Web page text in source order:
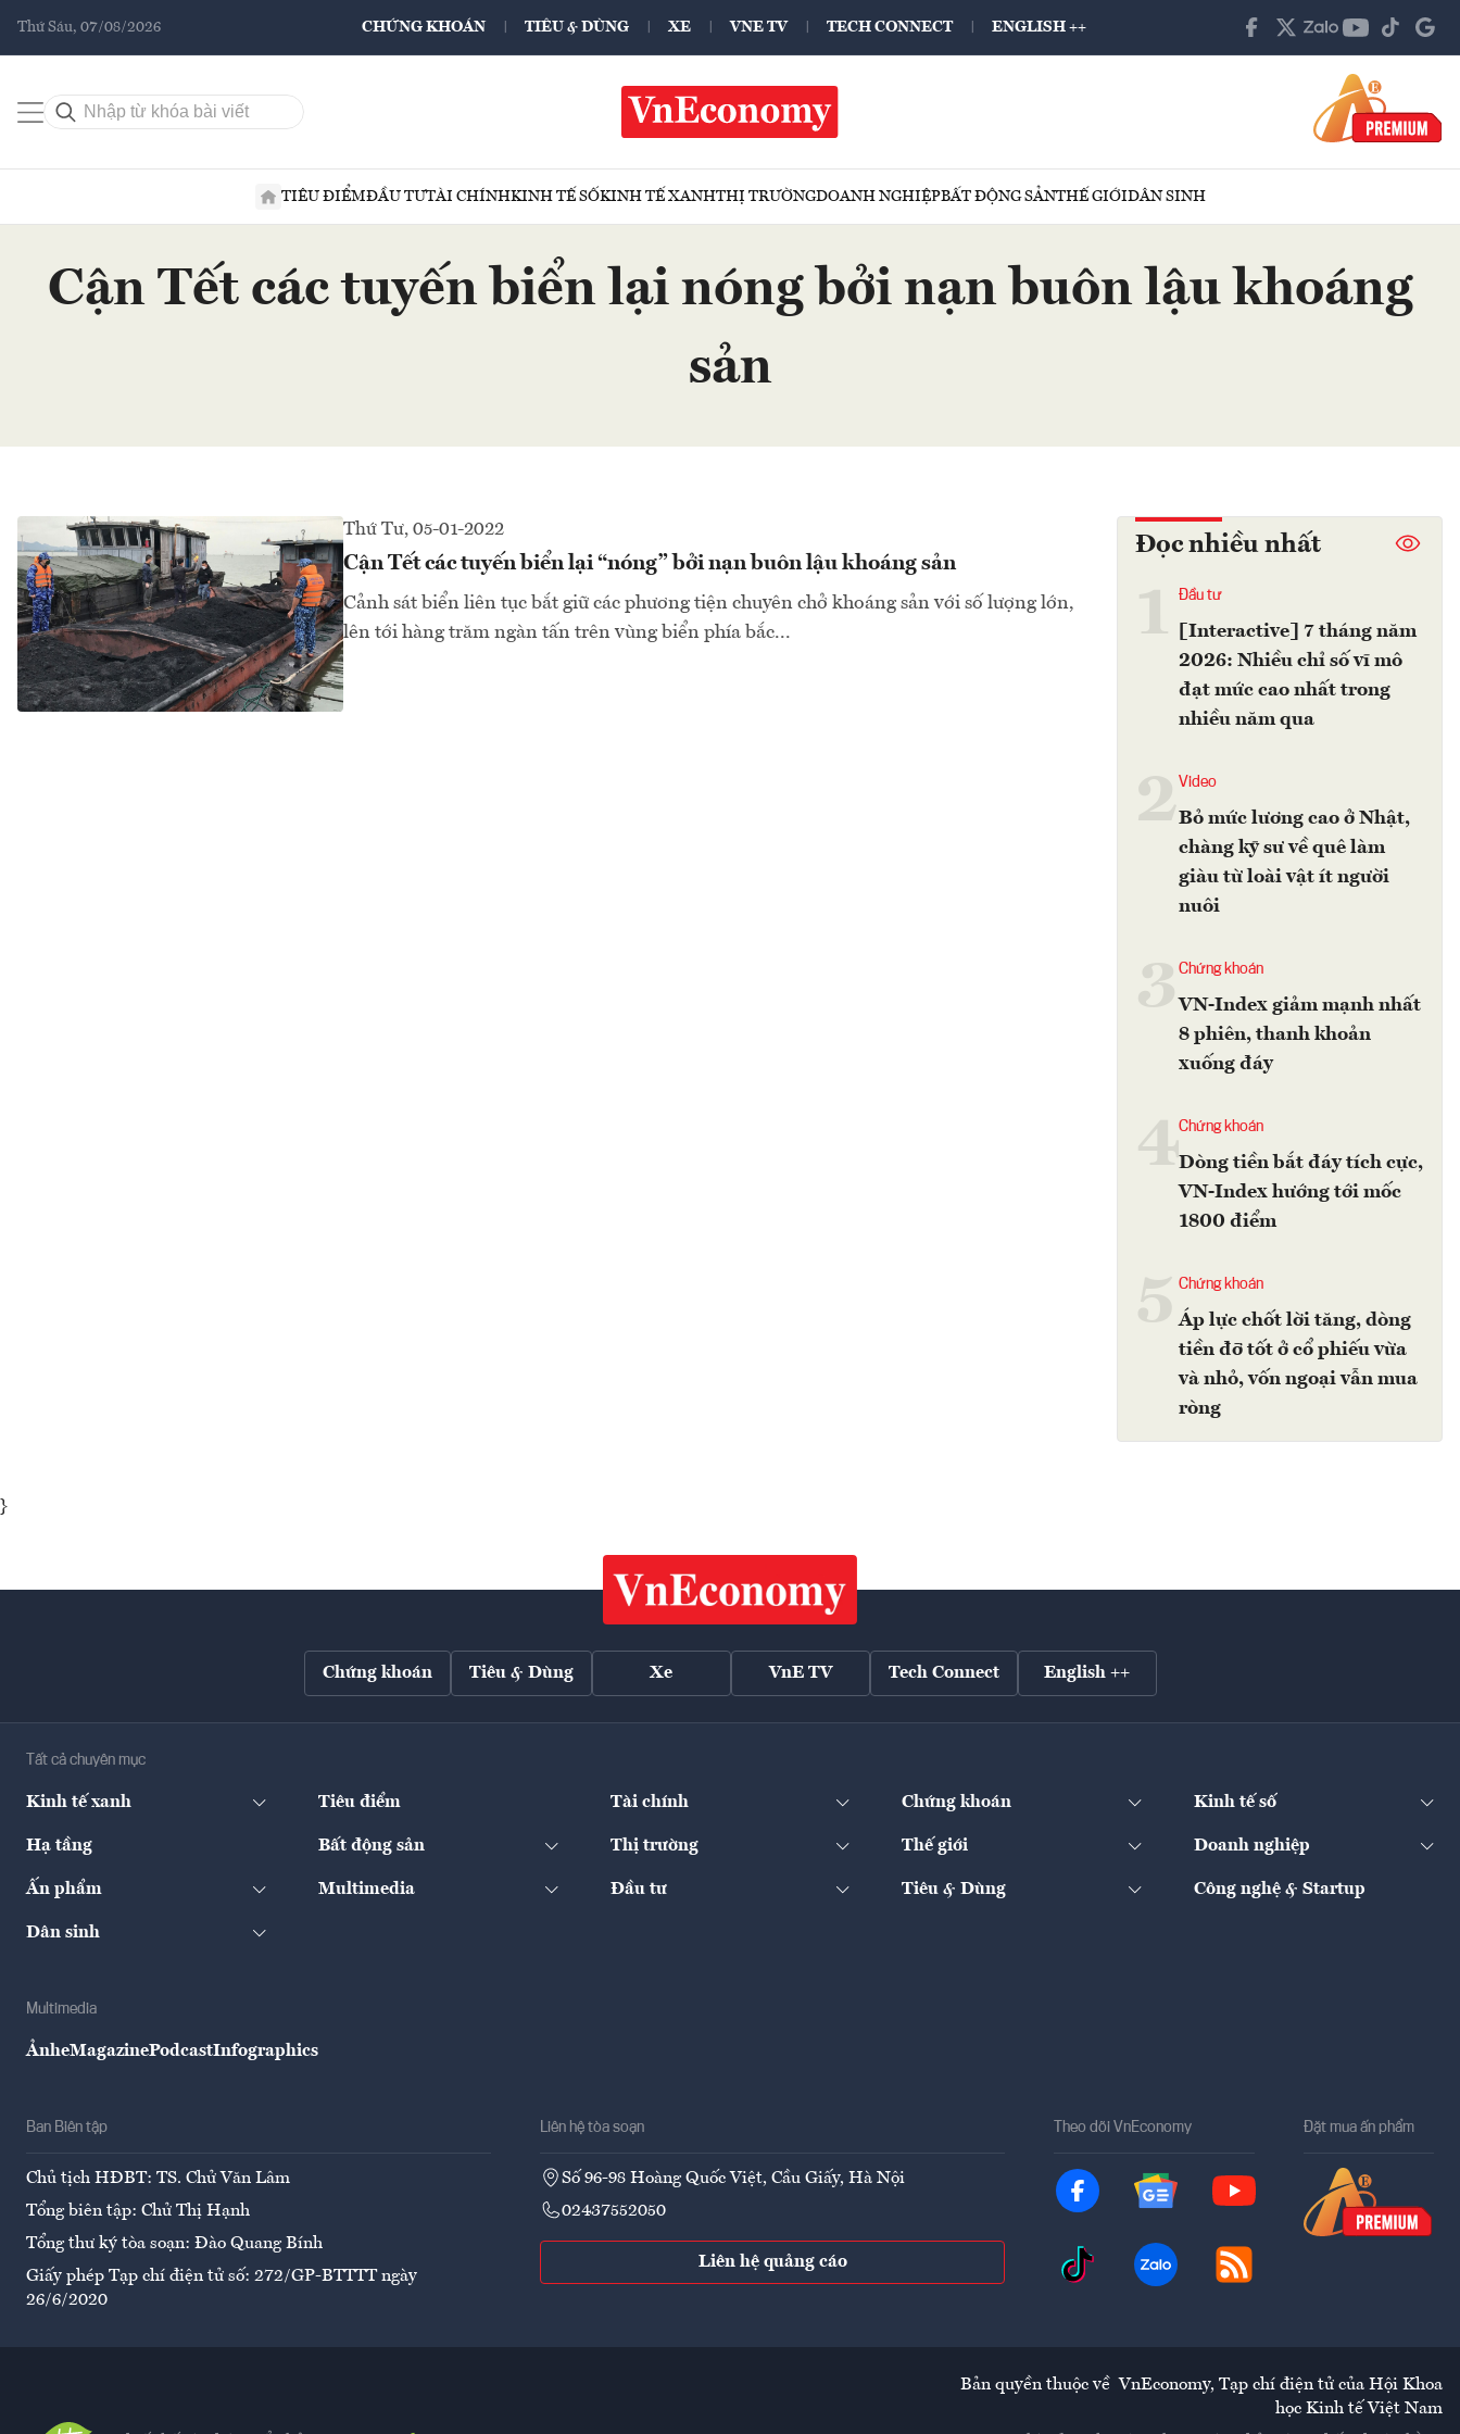
Thứ Sáu, 07/08/2026 CHỨNG KHOÁN TIÊU & DÙNG XE VNE TV TECH CONNECT ENGLISH ++
TIÊU ĐIỂMĐẦU TƯTÀI CHÍNHKINH TẾ SỐKINH TẾ XANHTHỊ TRƯỜNGDOANH NGHIỆPBẤT ĐỘNG SẢNTHẾ GIỚIDÂN SINH
Cận Tết các tuyến biển lại nóng bởi nạn buôn lậu khoáng
sản
Thứ Tư, 05-01-2022
Cận Tết các tuyến biển lại “nóng” bởi nạn buôn lậu khoáng sản
Cảnh sát biển liên tục bắt giữ các phương tiện chuyên chở khoáng sản với số lượng lớn,
lên tới hàng trăm ngàn tấn trên vùng biển phía bắc...
Đọc nhiều nhất
Đầu tư
[Interactive] 7 tháng năm
2026: Nhiều chỉ số vĩ mô
đạt mức cao nhất trong
nhiều năm qua
2Video
Bỏ mức lương cao ở Nhật,
chàng kỹ sư về quê làm
giàu từ loài vật ít người
nuôi
Chứng khoán
VN-Index giảm mạnh nhất
8 phiên, thanh khoản
xuống đáy
4Chứng khoán
Dòng tiền bắt đáy tích cực,
VN-Index hướng tới mốc
1800 điểm
Chứng khoán
Áp lực chốt lời tăng, dòng
tiền đỡ tốt ở cổ phiếu vừa
và nhỏ, vốn ngoại vẫn mua
ròng
}
Chứng khoán Tiêu & Dùng Xe VnE TV Tech Connect English ++
Tất cả chuyên mục
Kinh tế xanh Tiêu điểm Tài chính Chứng khoán Kinh tế số
Hạ tầng Bất động sản Thị trường Thế giới Doanh nghiệp
Ấn phẩm Multimedia Đầu tư Tiêu & Dùng Công nghệ & Startup
Dân sinh
Multimedia
ẢnheMagazinePodcastInfographics
Ban Biên tập
Chủ tịch HĐBT: TS. Chử Văn Lâm
Tổng biên tập: Chử Thị Hạnh
Tổng thư ký tòa soạn: Đào Quang Bính
Giấy phép Tạp chí điện tử số: 272/GP-BTTTT ngày
26/6/2020
Liên hệ tòa soạn
Số 96-98 Hoàng Quốc Việt, Cầu Giấy, Hà Nội
02437552050
Liên hệ quảng cáo
Theo dõi VnEconomy Đặt mua ấn phẩm
Bản quyền thuộc về VnEconomy, Tạp chí điện tử của Hội Khoa
học Kinh tế Việt Nam